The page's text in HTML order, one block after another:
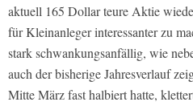
aktuell 165 Dollar teure Aktie
für Kleinanleger interessanter zu
stark schwankungsanfällig, wie
auch der bisherige Jahresverlauf
Mitte März fast halbiert hatte,